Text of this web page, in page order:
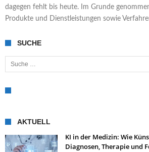
dagegen fehlt bis heute. Im Grunde
Produkte und Dienstleistungen sowie
SUCHE
Suche nach:
AKTUELL
KI in der Medizin: Wie
Diagnosen, Therapie und